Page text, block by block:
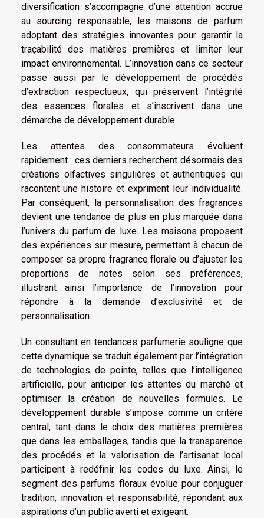
diversification s’accompagne d’une attention accrue
au sourcing responsable, les maisons de parfum
adoptant des stratégies innovantes pour garantir la
traçabilité des matières premières et limiter leur
impact environnemental. L’innovation dans ce secteur
passe aussi par le développement de procédés
d’extraction respectueux, qui préservent l’intégrité
des essences florales et s’inscrivent dans une
démarche de développement durable.
Les attentes des consommateurs évoluent
rapidement : ces derniers recherchent désormais des
créations olfactives singulières et authentiques qui
racontent une histoire et expriment leur individualité.
Par conséquent, la personnalisation des fragrances
devient une tendance de plus en plus marquée dans
l’univers du parfum de luxe. Les maisons proposent
des expériences sur mesure, permettant à chacun de
composer sa propre fragrance florale ou d’ajuster les
proportions de notes selon ses préférences,
illustrant ainsi l’importance de l’innovation pour
répondre à la demande d’exclusivité et de
personnalisation.
Un consultant en tendances parfumerie souligne que
cette dynamique se traduit également par l’intégration
de technologies de pointe, telles que l’intelligence
artificielle, pour anticiper les attentes du marché et
optimiser la création de nouvelles formules. Le
développement durable s’impose comme un critère
central, tant dans le choix des matières premières
que dans les emballages, tandis que la transparence
des procédés et la valorisation de l’artisanat local
participent à redéfinir les codes du luxe. Ainsi, le
segment des parfums floraux évolue pour conjuguer
tradition, innovation et responsabilité, répondant aux
aspirations d’un public averti et exigeant.